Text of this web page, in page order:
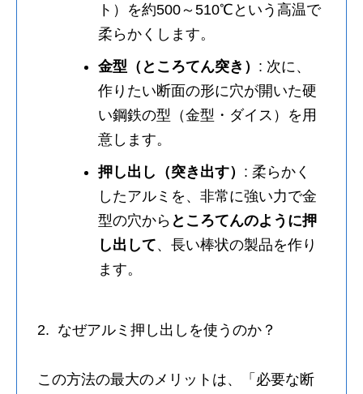
ト）を約500～510℃という高温で
柔らかくします。
金型（ところてん突き） : 次に、
作りたい断面の形に穴が開いた硬
い鋼鉄の型（金型・ダイス）を用
意します。
押し出し（突き出す） : 柔らかく
したアルミを、非常に強い力で金
型の穴から ところてんのように押
し出して、長い棒状の製品を作り
ます。
2. なぜアルミ押し出しを使うのか？
この方法の最大のメリットは、「必要な断